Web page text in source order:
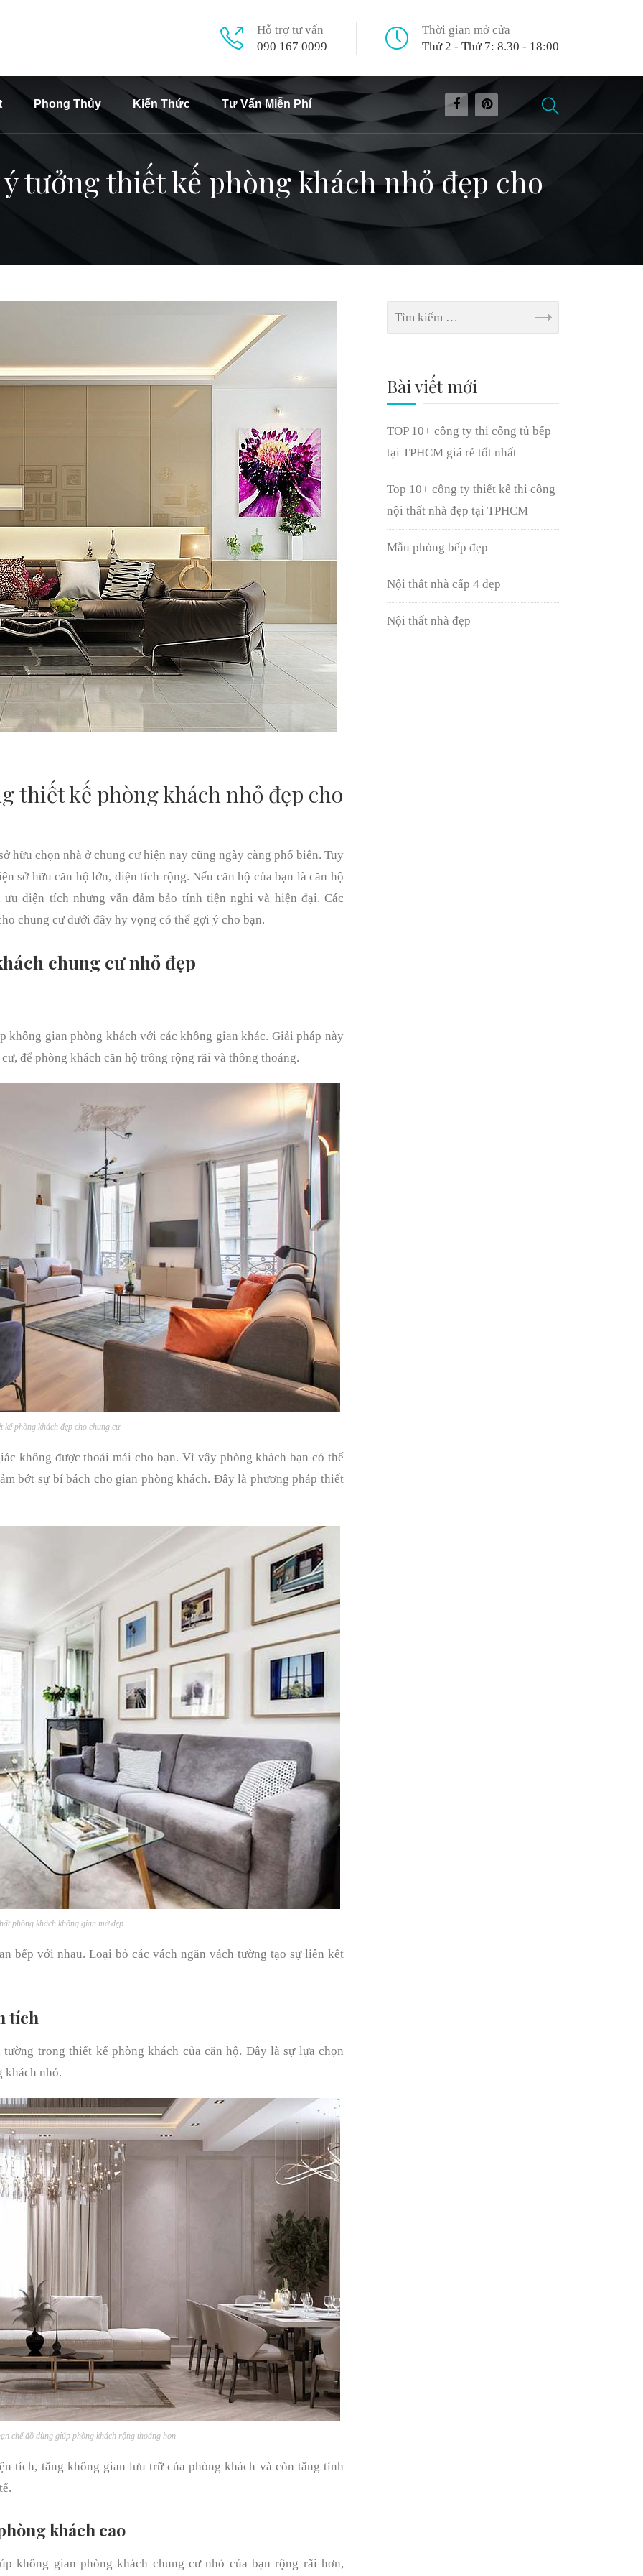
Hỗ trợ tư vấn
090 167 0099
Thời gian mở cửa
Thứ 2 - Thứ 7: 8.30 - 18:00
Phong Thủy Kiến Thức Tư Vấn Miễn Phí
tưởng thiết kế phòng khách nhỏ đẹp cho
thiết kế phòng khách nhỏ đẹp cho
hữu chọn nhà ở chung cư hiện nay cũng ngày càng phổ biến. Tuy
sở hữu căn hộ lớn, diện tích rộng. Nếu căn hộ của bạn là căn hộ
diện tích nhưng vẫn đảm bảo tính tiện nghi và hiện đại. Các
chung cư dưới đây hy vọng có thể gợi ý cho bạn.
chung cư nhỏ đẹp
không gian phòng khách với các không gian khác. Giải pháp này
để phòng khách căn hộ trông rộng rãi và thông thoáng.
kế phòng khách đẹp cho chung cư
không được thoải mái cho bạn. Vì vậy phòng khách bạn có thể
bớt sự bí bách cho gian phòng khách. Đây là phương pháp thiết
phòng khách không gian mở đẹp
bếp với nhau. Loại bỏ các vách ngăn vách tường tạo sự liên kết
tích
trong thiết kế phòng khách của căn hộ. Đây là sự lựa chọn
khách nhỏ.
chế đồ dùng giúp phòng khách rộng thoáng hơn
tích, tăng không gian lưu trữ của phòng khách và còn tăng tính
khách cao
không gian phòng khách chung cư nhỏ của bạn rộng rãi hơn,
Bài viết mới
TOP 10+ công ty thi công tủ bếp
tại TPHCM giá rẻ tốt nhất
Top 10+ công ty thiết kế thi công
nội thất nhà đẹp tại TPHCM
Mẫu phòng bếp đẹp
Nội thất nhà cấp 4 đẹp
Nội thất nhà đẹp